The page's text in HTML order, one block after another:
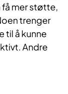
få mer støtte,
trenger
til å kunne
Andre